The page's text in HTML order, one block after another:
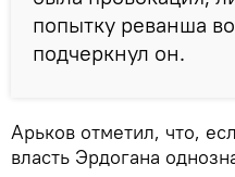
попытку реванша
подчеркнул он.
Арьков отметил, что,
власть Эрдогана